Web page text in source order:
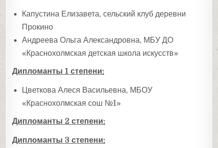
Капустина Елизавета, сельский клуб деревни
Прокино
Андреева Ольга Александровна, МБУ ДО
«Краснохолмская детская школа искусств»
Дипломанты 1 степени:
Цветкова Алеся Васильевна, МБОУ
«Краснохолмская сош №1»
Дипломанты 2 степени:
Дипломанты 3 степени: